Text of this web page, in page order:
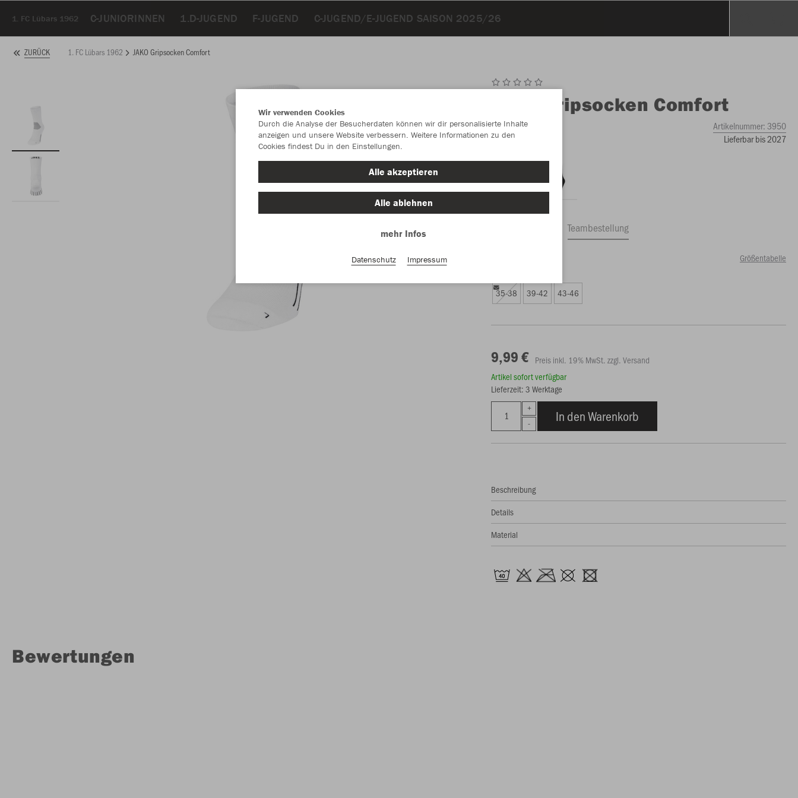
1. FC Lübars 1962 C-JUNIORINNEN 1.D-JUGEND F-JUGEND C-JUGEND/E-JUGEND SAISON 2025/26
ZURÜCK 1. FC Lübars 1962 JAKO Gripsocken Comfort
Gripsocken Comfort
weiß Artikelnummer:3950
Lieferbar bis 2027
Teambestellung
Größentabelle
35-38 39-42 43-46
9,99 € Preis inkl. 19% MwSt. zzgl. Versand
Artikel sofort verfügbar
Lieferzeit: 3 Werktage
In den Warenkorb
Beschreibung
Details
Material
Bewertungen
Wir verwenden Cookies
Durch die Analyse der Besucherdaten können wir dir personalisierte Inhalte
anzeigen und unsere Website verbessern. Weitere Informationen zu den
Cookies findest Du in den Einstellungen.
Alle akzeptieren
Alle ablehnen
mehr Infos
Datenschutz Impressum